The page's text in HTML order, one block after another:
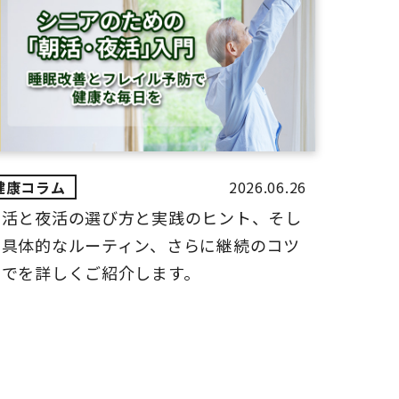
2026.06.26
と夜活の選び方と実践のヒント、そし
体的なルーティン、さらに継続のコツ
を詳しくご紹介します。